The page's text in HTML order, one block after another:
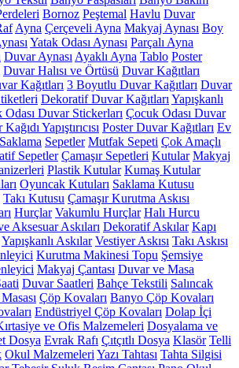
Bornoz Peştemal Havlu Duvar
Ayna Çerçeveli Ayna Makyaj Aynası Boy
Yatak Odası Aynası Parçalı Ayna
Duvar Aynası Ayaklı Ayna Tablo Poster
Duvar Halısı ve Örtüsü Duvar Kağıtları
Kağıtları 3 Boyutlu Duvar Kağıtları Duvar
Dekoratif Duvar Kağıtları Yapışkanlı
Odası Duvar Stickerları Çocuk Odası Duvar
Yapıştırıcısı Poster Duvar Kağıtları Ev
Sepetler Mutfak Sepeti Çok Amaçlı
Sepetler Çamaşır Sepetleri Kutular Makyaj
Plastik Kutular Kumaş Kutular
Oyuncak Kutuları Saklama Kutusu
Takı Kutusu Çamaşır Kurutma Askısı
Hurçlar Vakumlu Hurçlar Halı Hurcu
Aksesuar Askıları Dekoratif Askılar Kapı
Yapışkanlı Askılar Vestiyer Askısı Takı Askısı
Kurutma Makinesi Topu Şemsiye
Makyaj Çantası Duvar ve Masa
Duvar Saatleri Bahçe Tekstili Salıncak
Çöp Kovaları Banyo Çöp Kovaları
Endüstriyel Çöp Kovaları Dolap İçi
ve Ofis Malzemeleri Dosyalama ve
Dosya Evrak Rafı Çıtçıtlı Dosya Klasör Telli
Okul Malzemeleri Yazı Tahtası Tahta Silgisi